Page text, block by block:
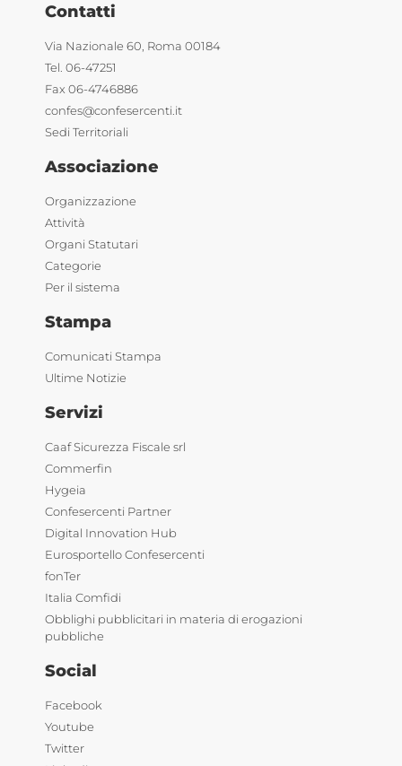
Contatti
Via Nazionale 60, Roma 00184
Tel. 06-47251
Fax 06-4746886
confes@confesercenti.it
Sedi Territoriali
Associazione
Organizzazione
Attività
Organi Statutari
Categorie
Per il sistema
Stampa
Comunicati Stampa
Ultime Notizie
Servizi
Caaf Sicurezza Fiscale srl
Commerfin
Hygeia
Confesercenti Partner
Digital Innovation Hub
Eurosportello Confesercenti
fonTer
Italia Comfidi
Obblighi pubblicitari in materia di erogazioni
pubbliche
Social
Facebook
Youtube
Twitter